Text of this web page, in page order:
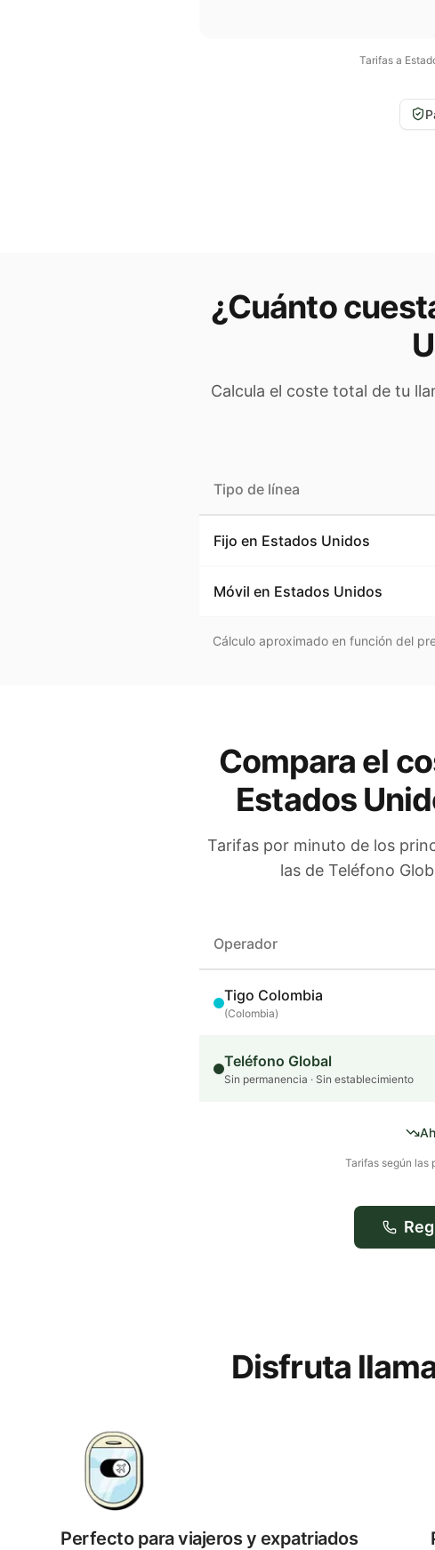
Tarifas a
¿Cuánto
Calcula el coste total de tu
Tipo de línea
Fijo en Estados Unidos
Móvil en Estados Unidos
Cálculo aproximado en función del
Compara el
Estados
Tarifas por minuto de los
las de Teléfono
Operador
Tigo Colombia
(Colombia)
Teléfono Global
Sin permanencia · Sin establecimiento
Tarifas según las
Disfruta
Perfecto para viajeros y expatriados